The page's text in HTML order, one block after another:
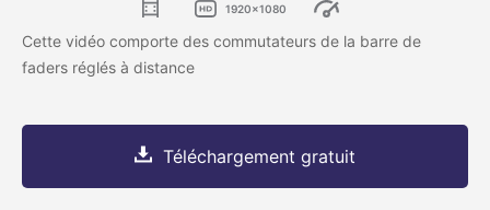
1920x1080
Cette vidéo comporte des commutateurs de la barre de
faders réglés à distance
Téléchargement gratuit